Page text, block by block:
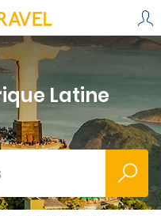
Latine